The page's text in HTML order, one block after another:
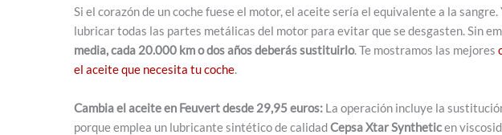
Si el corazón de un coche fuese el motor, el aceite sería el equivalente a la
lubricar todas las partes metálicas del motor para evitar que se desgasten. Sin
media, cada 20.000 km o dos años deberás sustituirlo. Te mostramos las mejores
el aceite que necesita tu coche.
Cambia el aceite en Feuvert desde 29,95 euros: La operación incluye la
porque emplea un lubricante sintético de calidadCepsa Xtar Syntheticen